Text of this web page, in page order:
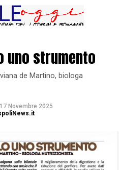
uno strumento
de Martino, biologa
17 Novembre 2025